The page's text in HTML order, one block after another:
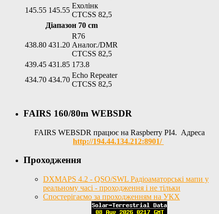
145.55 145.55
Ехолінк
CTCSS 82,5
Діапазон 70 cm
438.80 431.20
R76
Аналог./DMR
CTCSS 82,5
439.45 431.85 173.8
434.70 434.70
Echo Repeater
CTCSS 82,5
FAIRS 160/80m WEBSDR
FAIRS WEBSDR працює на Raspberry PI4. Адреса
http://194.44.134.212:8901/
Проходження
DXMAPS 4.2 - QSO/SWL Радіоаматорські мапи у
реальному часі - проходження і не тільки
Спостерігаємо за проходженням на УКХ